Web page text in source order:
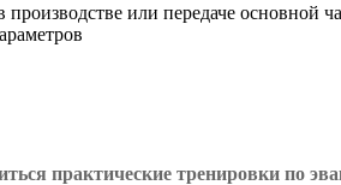
или передаче основной
практические тренировки по